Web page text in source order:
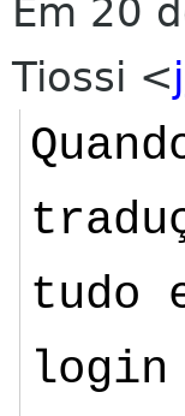
Em 20
Tiossi <
tudo
login